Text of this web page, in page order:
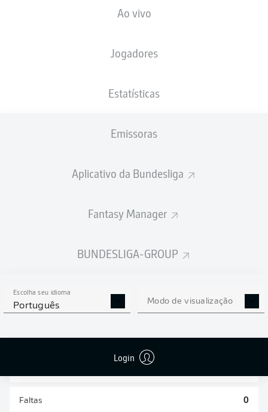
Ao vivo
Jogadores
Estatísticas
Emissoras
Aplicativo da Bundesliga
Fantasy Manager
BUNDESLIGA-GROUP
Escolha seu idioma
Português Modo de visualização
Login
ESTATÍSTICAS DA
TEMPORADA 2026/2027
Faltas 0